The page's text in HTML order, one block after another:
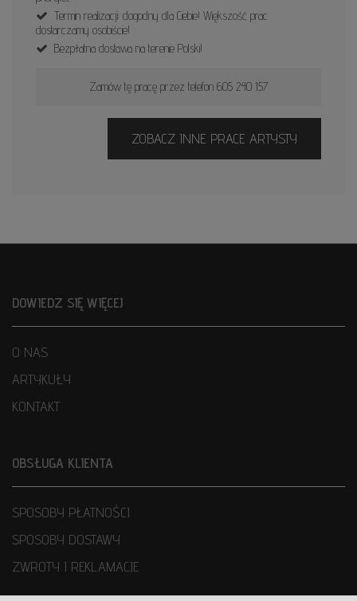
Termin realizacji: dogodny dla Ciebie! Większość prac
dostarczamy osobiście!
Bezpłatna dostawa na terenie Polski!
Zamów tę pracę przez telefon 605 240 157
ZOBACZ INNE PRACE ARTYSTY
DOWIEDZ SIĘ WIĘCEJ
O NAS
ARTYKUŁY
KONTAKT
OBSŁUGA KLIENTA
SPOSOBY PŁATNOŚCI
SPOSOBY DOSTAWY
ZWROTY I REKLAMACJE